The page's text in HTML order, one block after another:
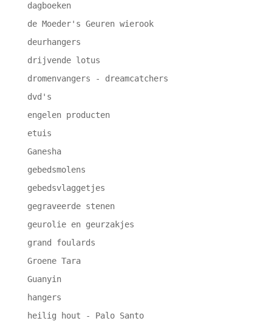
dagboeken
de Moeder's Geuren wierook
deurhangers
drijvende lotus
dromenvangers - dreamcatchers
dvd's
engelen producten
etuis
Ganesha
gebedsmolens
gebedsvlaggetjes
gegraveerde stenen
geurolie en geurzakjes
grand foulards
Groene Tara
Guanyin
hangers
heilig hout - Palo Santo